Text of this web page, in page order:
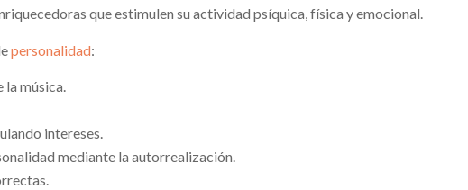
que estimulen su actividad psíquica, física y emocional.
personalidad:
la música.
intereses.
mediante la autorrealización.